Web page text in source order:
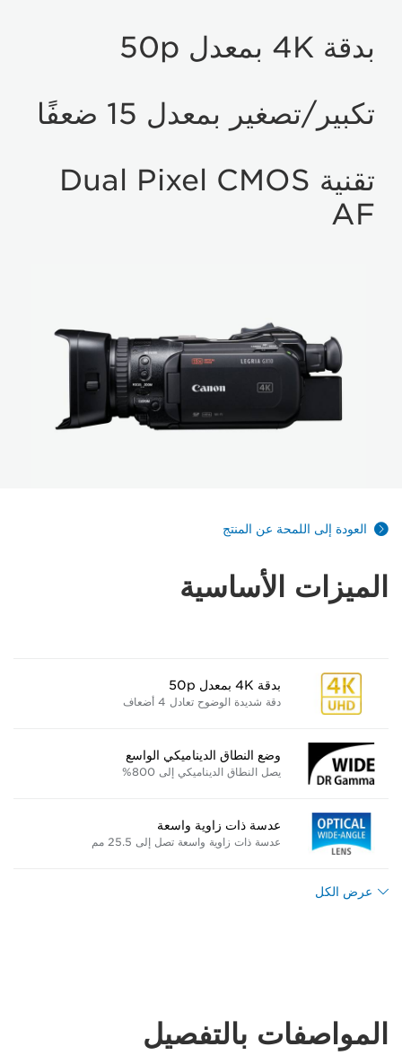
بدقة 4K بمعدل 50p
تكبير/تصغير بمعدل 15 ضعفًا
تقنية Dual Pixel CMOS
AF
العودة إلى اللمحة عن المنتج
الميزات الأساسية
بدقة 4K بمعدل 50p
دقة شديدة الوضوح تعادل 4 أضعاف
وضع النطاق الديناميكي الواسع
يصل النطاق الديناميكي إلى 800%
عدسة ذات زاوية واسعة
عدسة ذات زاوية واسعة تصل إلى 25.5 مم
عرض الكل
المواصفات بالتفصيل